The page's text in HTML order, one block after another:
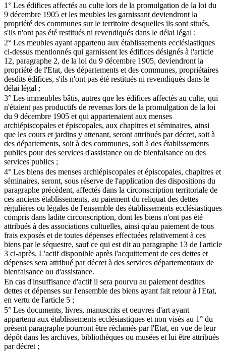
1° Les édifices affectés au culte lors de la promulgation de la loi du
9 décembre 1905 et les meubles les garnissant deviendront la
propriété des communes sur le territoire desquelles ils sont situés,
s'ils n'ont pas été restitués ni revendiqués dans le délai légal ;
2° Les meubles ayant appartenu aux établissements ecclésiastiques
ci-dessus mentionnés qui garnissent les édifices désignés à l'article
12, paragraphe 2, de la loi du 9 décembre 1905, deviendront la
propriété de l'Etat, des départements et des communes, propriétaires
desdits édifices, s'ils n'ont pas été restitués ni revendiqués dans le
délai légal ;
3° Les immeubles bâtis, autres que les édifices affectés au culte, qui
n'étaient pas productifs de revenus lors de la promulgation de la loi
du 9 décembre 1905 et qui appartenaient aux menses
archiépiscopales et épiscopales, aux chapitres et séminaires, ainsi
que les cours et jardins y attenant, seront attribués par décret, soit à
des départements, soit à des communes, soit à des établissements
publics pour des services d'assistance ou de bienfaisance ou des
services publics ;
4° Les biens des menses archiépiscopales et épiscopales, chapitres et
séminaires, seront, sous réserve de l'application des dispositions du
paragraphe précèdent, affectés dans la circonscription territoriale de
ces anciens établissements, au paiement du reliquat des dettes
régulières ou légales de l'ensemble des établissements ecclésiastiques
compris dans ladite circonscription, dont les biens n'ont pas été
attribués à des associations cultuelles, ainsi qu'au paiement de tous
frais exposés et de toutes dépenses effectuées relativement à ces
biens par le séquestre, sauf ce qui est dit au paragraphe 13 de l'article
3 ci-après. L'actif disponible après l'acquittement de ces dettes et
dépenses sera attribué par décret à des services départementaux de
bienfaisance ou d'assistance.
En cas d'insuffisance d'actif il sera pourvu au paiement desdites
dettes et dépenses sur l'ensemble des biens ayant fait retour à l'Etat,
en vertu de l'article 5 ;
5° Les documents, livres, manuscrits et oeuvres d'art ayant
appartenu aux établissements ecclésiastiques et non visés au 1° du
présent paragraphe pourront être réclamés par l'Etat, en vue de leur
dépôt dans les archives, bibliothèques ou musées et lui être attribués
par décret ;